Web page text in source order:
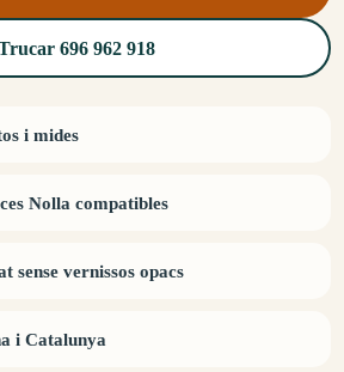
696 962 918
i mides
Nolla compatibles
sense vernissos opacs
i Catalunya